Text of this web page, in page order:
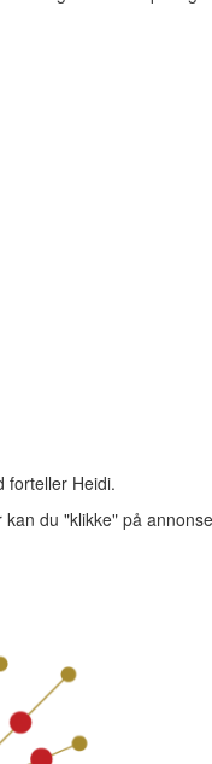
forteller Heidi.
du "klikke" på